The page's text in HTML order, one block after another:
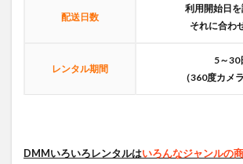
配送日数
利用開始日を
それに合わ
レンタル期間
5～30
（360度カメ
DMMいろいろレンタルはいろんなジャンルの